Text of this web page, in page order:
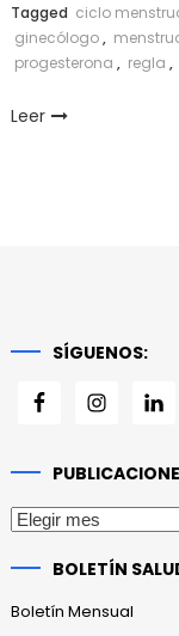
Tagged ciclo
ginecólogo,
progesterona , regla ,
Leer
SÍGUENOS:
Publicaciones
BOLETÍN
Boletín Mensual